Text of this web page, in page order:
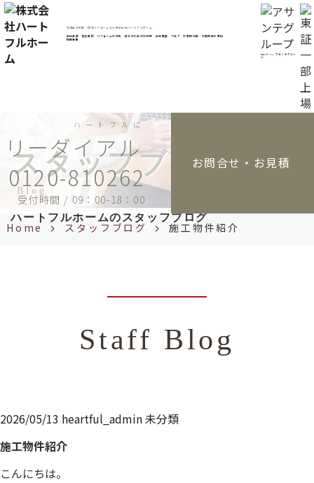
コ
ン
テ
ン
ッ
プ
北海道の外壁・住宅リフォームなら株式会社ハートフルホーム
当社実績 施工事例 リフォームの流れ 安心のためのお約束 会社概要 ブログ お客様の声
お客様相談窓口
採用情報
東証プライム アサンテグルー
プ
ハートフルに
0120-810262
受付時間 / 09：00-18：00
お問合せ・お見積
スタッフブログ
Blog
ハートフルホームのスタッフブログ
Home スタッフブログ 施工物件紹介
Staff Blog
2026/05/13 heartful_admin未分類
施工物件紹介
こんにちは。